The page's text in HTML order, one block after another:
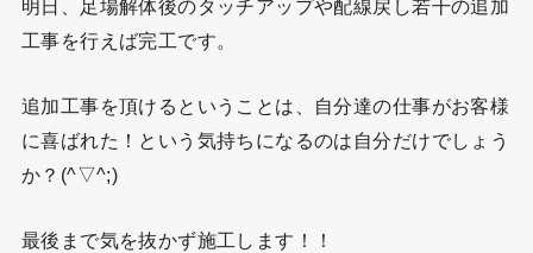
明日、足場解体後のタッチアップや配線戻し若干の追加
工事を行えば完工です。
追加工事を頂けるということは、自分達の仕事がお客様
に喜ばれた！という気持ちになるのは自分だけでしょう
か？(^▽^;)
最後まで気を抜かず施工します！！